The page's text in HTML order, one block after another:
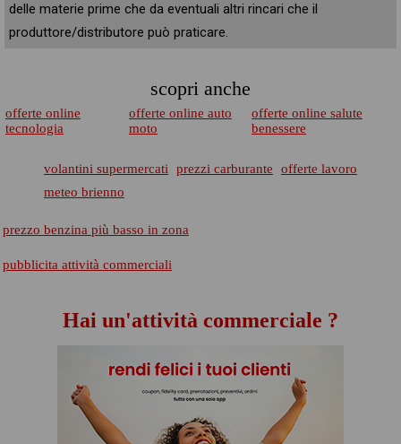
delle materie prime che da eventuali altri rincari che il
produttore/distributore può praticare.
scopri anche
offerte online
tecnologia
offerte online auto
moto
offerte online salute
benessere
volantini supermercati prezzi carburante
offerte lavoro
meteo brienno
prezzo benzina più basso in zona
pubblicita attività commerciali
Hai un'attività commerciale ?